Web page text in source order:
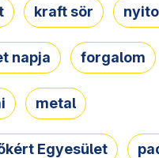
kraft sör
napja forgalom
metal
Egyesület